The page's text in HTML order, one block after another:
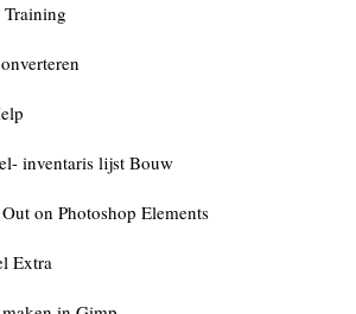
inventaris lijst Bouw
on Photoshop Elements
Extra